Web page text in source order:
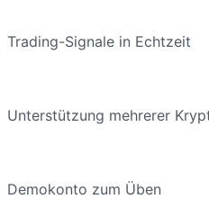
Trading-Signale in Echtzeit
Unterstützung mehrerer
Demokonto zum Üben